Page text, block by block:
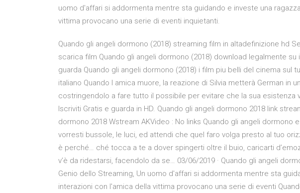
uomo d'affari si addormenta mentre sta guidando e investe una
vittima provocano una serie di eventi inquietanti.
Quando gli angeli dormono (2018) streaming film in altadefinizione hd
scarica film Quando gli angeli dormono (2018) download legalmente su
guarda Quando gli angeli dormono (2018) i film piu belli del cinema sul
italiano Quando l amica muore, la reazione di Silvia metterà German in
costringendolo a fare tutto il possibile per evitare che la sua esistenza
Iscriviti Gratis e guarda in HD. Quando gli angeli dormono 2018 link
dormono 2018 Wstream AKVideo : No links Quando gli angeli dormono
vorresti bussole, le luci, ed attendi che quel faro volga presto al tuo
è perché… ché tocca a te a dover spingerti oltre il buio, caricarti
v’è da ridestarsi, facendolo da se… 03/06/2019 · Quando gli angeli
Genio dello Streaming, Un uomo d'affari si addormenta mentre sta
interazioni con l'amica della vittima provocano una serie di eventi